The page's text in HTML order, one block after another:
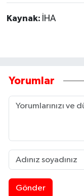
Kaynak: İHA
Yorumlar
Gönder